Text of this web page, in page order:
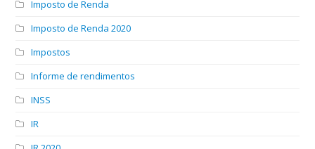
Imposto de Renda
Imposto de Renda 2020
Impostos
Informe de rendimentos
INSS
IR